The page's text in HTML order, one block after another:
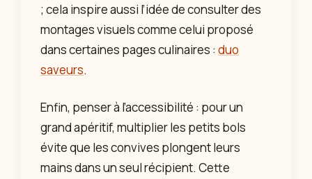
; cela inspire aussi l’idée de consulter des
montages visuels comme celui proposé
dans certaines pages culinaires : duo
saveurs.
Enfin, penser à l’accessibilité : pour un
grand apéritif, multiplier les petits bols
évite que les convives plongent leurs
mains dans un seul récipient. Cette